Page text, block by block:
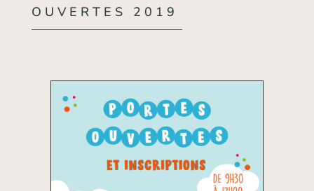
OUVERTES 2019